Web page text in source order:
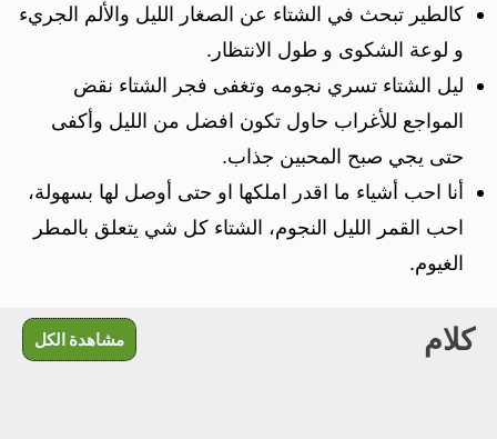
كالطير تبحث في الشتاء عن الصغار الليل والألم الجريء
و لوعة الشكوى و طول الانتظار.
ليل الشتاء تسري نجومه وتغفى فجر الشتاء نقض
المواجع للأغراب حاول تكون افضل من الليل وأكفى
حتى يجي صبح المحبين جذاب.
أنا احب أشياء ما اقدر املكها او حتى أوصل لها بسهولة،
احب القمر الليل النجوم، الشتاء كل شي يتعلق بالمطر
الغيوم.
كلام مشاهدة الكل